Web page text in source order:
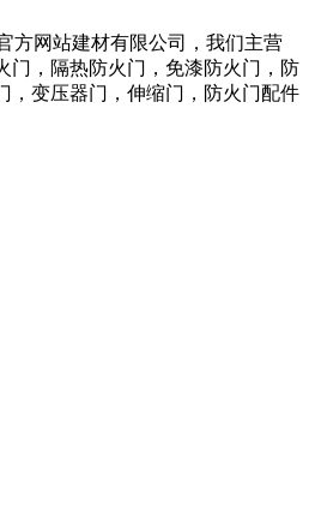
方网站建材有限公司，我们主营
门，隔热防火门，免漆防火门，防
，变压器门，伸缩门，防火门配件